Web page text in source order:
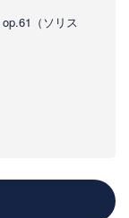
（ソリス